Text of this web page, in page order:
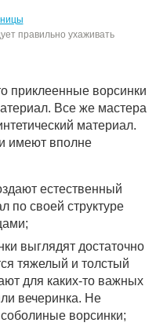
правильно ухаживать
приклеенные ворсинки
Все же мастера
материал.
имеют вполне
естественный
по своей структуре
выглядят достаточно
тяжелый и толстый
для каких-то важных
вечеринка. Не
ворсинки;